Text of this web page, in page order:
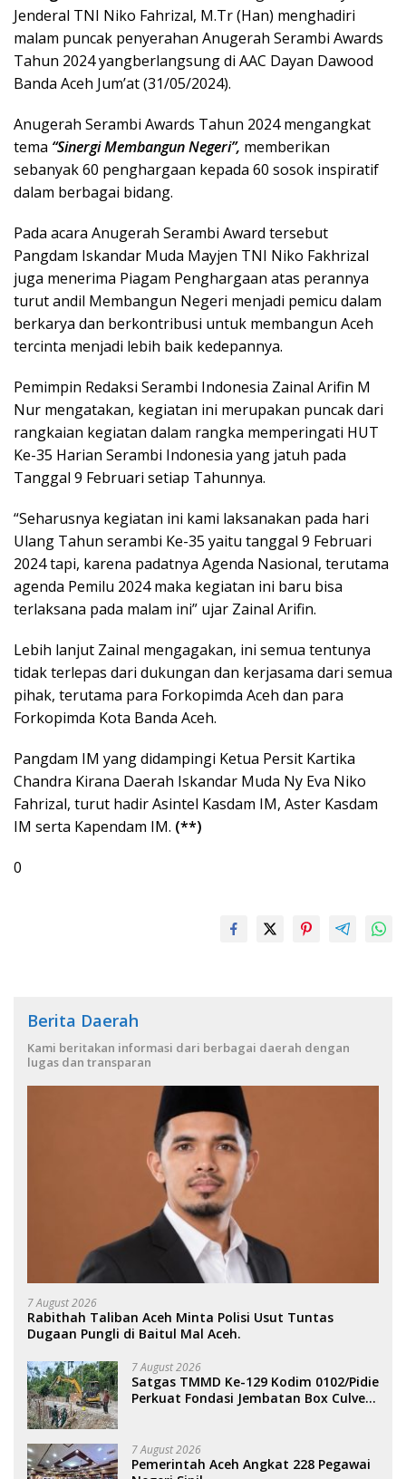
Jenderal TNI Niko Fahrizal, M.Tr (Han) menghadiri
malam puncak penyerahan Anugerah Serambi Awards
Tahun 2024 yangberlangsung di AAC Dayan Dawood
Banda Aceh Jum’at (31/05/2024).
Anugerah Serambi Awards Tahun 2024 mengangkat
tema “Sinergi Membangun Negeri”, memberikan
sebanyak 60 penghargaan kepada 60 sosok inspiratif
dalam berbagai bidang.
Pada acara Anugerah Serambi Award tersebut
Pangdam Iskandar Muda Mayjen TNI Niko Fakhrizal
juga menerima Piagam Penghargaan atas perannya
turut andil Membangun Negeri menjadi pemicu dalam
berkarya dan berkontribusi untuk membangun Aceh
tercinta menjadi lebih baik kedepannya.
Pemimpin Redaksi Serambi Indonesia Zainal Arifin M
Nur mengatakan, kegiatan ini merupakan puncak dari
rangkaian kegiatan dalam rangka memperingati HUT
Ke-35 Harian Serambi Indonesia yang jatuh pada
Tanggal 9 Februari setiap Tahunnya.
“Seharusnya kegiatan ini kami laksanakan pada hari
Ulang Tahun serambi Ke-35 yaitu tanggal 9 Februari
2024 tapi, karena padatnya Agenda Nasional, terutama
agenda Pemilu 2024 maka kegiatan ini baru bisa
terlaksana pada malam ini” ujar Zainal Arifin.
Lebih lanjut Zainal mengagakan, ini semua tentunya
tidak terlepas dari dukungan dan kerjasama dari semua
pihak, terutama para Forkopimda Aceh dan para
Forkopimda Kota Banda Aceh.
Pangdam IM yang didampingi Ketua Persit Kartika
Chandra Kirana Daerah Iskandar Muda Ny Eva Niko
Fahrizal, turut hadir Asintel Kasdam IM, Aster Kasdam
IM serta Kapendam IM. (**)
0
Berita Daerah
Kami beritakan informasi dari berbagai daerah dengan
lugas dan transparan
7 August 2026
Rabithah Taliban Aceh Minta Polisi Usut Tuntas
Dugaan Pungli di Baitul Mal Aceh.
7 August 2026
Satgas TMMD Ke-129 Kodim 0102/Pidie
Perkuat Fondasi Jembatan Box Culvert
7 August 2026
Pemerintah Aceh Angkat 228 Pegawai